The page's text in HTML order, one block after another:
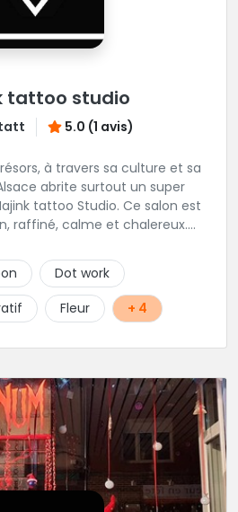
tattoo studio
5.0 (1 avis)
à travers sa culture et sa
abrite surtout un super
tattoo Studio. Ce salon est
raffiné, calme et chalereux.
!
Dot work
Fleur + 4